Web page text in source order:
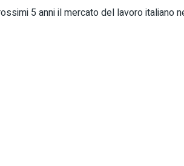
5 anni il mercato del lavoro